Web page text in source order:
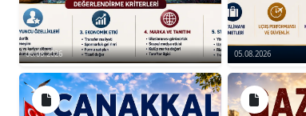
06.08.2026 05.08.2026